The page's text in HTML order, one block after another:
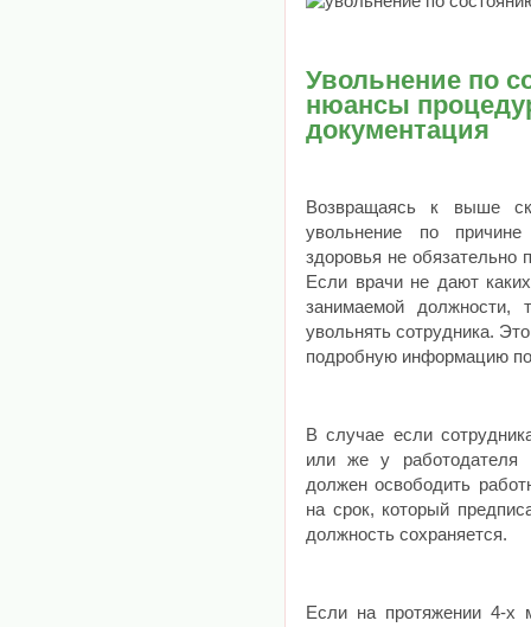
Увольнение по
нюансы
документация
Возвращаясь к выше
увольнение по причине
здоровья не обязательно
Если врачи не дают
занимаемой должности,
увольнять сотрудника.
подробную информацию
В случае если
или же у работодателя
должен освободить
на срок, который
должность сохраняется.
Если на протяжении 4-х